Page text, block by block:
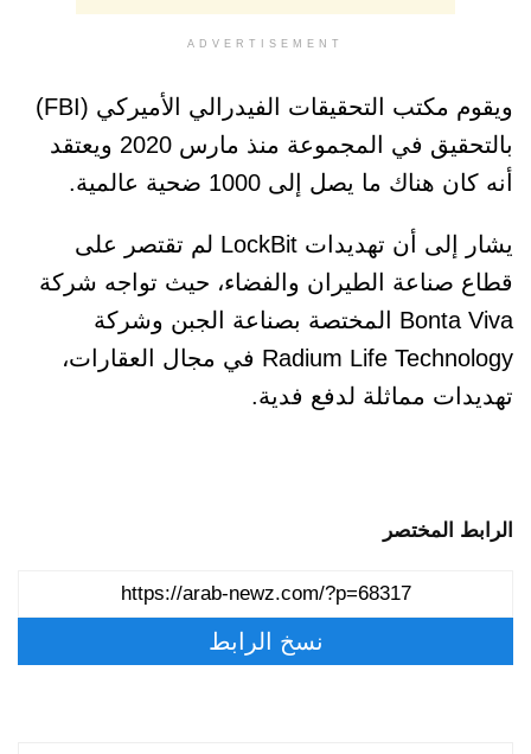
ADVERTISEMENT
ويقوم مكتب التحقيقات الفيدرالي الأميركي (FBI)
بالتحقيق في المجموعة منذ مارس 2020 ويعتقد
أنه كان هناك ما يصل إلى 1000 ضحية عالمية.
يشار إلى أن تهديدات LockBit لم تقتصر على
قطاع صناعة الطيران والفضاء، حيث تواجه شركة
Bonta Viva المختصة بصناعة الجبن وشركة
Radium Life Technology في مجال العقارات،
تهديدات مماثلة لدفع فدية.
الرابط المختصر
نسخ الرابط